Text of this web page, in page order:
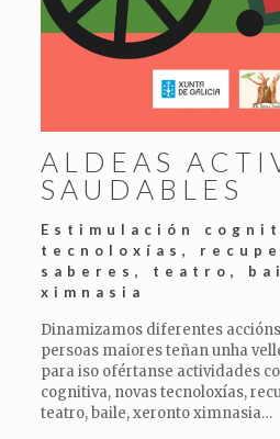
ALDEAS
SAUDABLES
Estimulación
tecnoloxías,
saberes, teatro,
ximnasia
Dinamizamos diferentes
persoas maiores teñan unha
para iso ofértanse actividades
cognitiva, novas tecnoloxías,
teatro, baile, xeronto ximnasia…